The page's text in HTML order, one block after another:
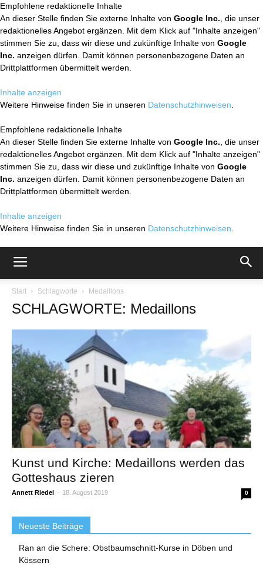
Empfohlene redaktionelle Inhalte
An dieser Stelle finden Sie externe Inhalte von Google Inc. , die unser
redaktionelles Angebot ergänzen. Mit dem Klick auf "Inhalte anzeigen"
stimmen Sie zu, dass wir diese und zukünftige Inhalte von Google
Inc. anzeigen dürfen. Damit können personenbezogene Daten an
Drittplattformen übermittelt werden.
Inhalte anzeigen
Weitere Hinweise finden Sie in unseren Datenschutzhinweisen
Empfohlene redaktionelle Inhalte
An dieser Stelle finden Sie externe Inhalte von Google Inc. , die unser
redaktionelles Angebot ergänzen. Mit dem Klick auf "Inhalte anzeigen"
stimmen Sie zu, dass wir diese und zukünftige Inhalte von Google
Inc. anzeigen dürfen. Damit können personenbezogene Daten an
Drittplattformen übermittelt werden.
Inhalte anzeigen
Weitere Hinweise finden Sie in unseren Datenschutzhinweisen
Start Schlagworte Medaillons
SCHLAGWORTE: Medaillons
Kunst und Kirche: Medaillons werden das
Gotteshaus zieren
Annett Riedel - 18. August 2019 0
Neueste Beiträge
Ran an die Schere: Obstbaumschnitt-Kurse in Döben und
Kössern